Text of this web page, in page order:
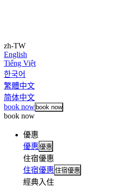
zh-TW
English
Tiếng Việt
한국어
繁體中文
简体中文
book nowbook now
book now
優惠
優惠 優惠
住宿優惠
住宿優惠 住宿優惠
經典入住